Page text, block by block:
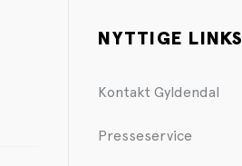
NYTTIGE LINKS
Kontakt Gyldendal
Presseservice